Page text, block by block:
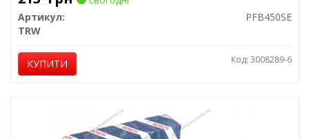
Артикул:
PFB450SE
TRW
КУПИТИ Код: 3008289-6